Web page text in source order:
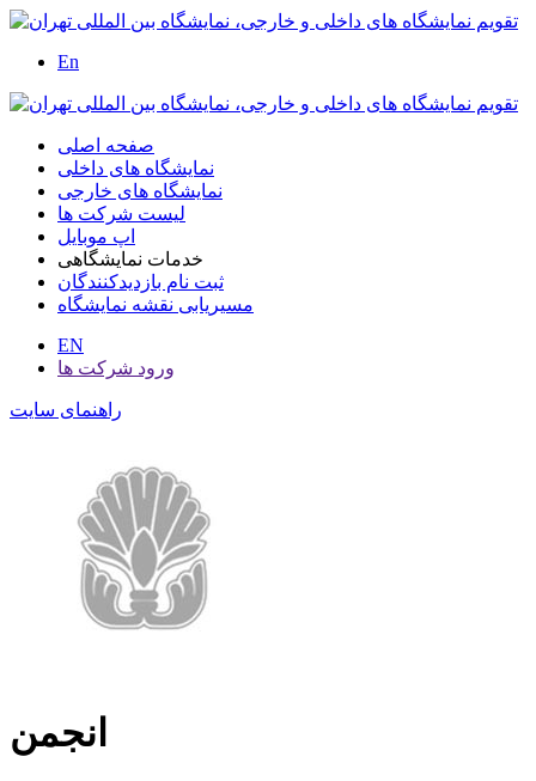
En
صفحه اصلی
نمایشگاه های داخلی
نمایشگاه های خارجی
لیست شرکت ها
اپ موبایل
خدمات نمایشگاهی
ثبت نام بازدیدکنندگان
مسیریابی نقشه نمایشگاه
EN
ورود شرکت ها
راهنمای سایت
انجمن